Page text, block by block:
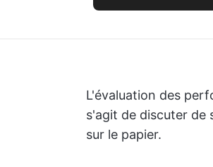
L'évaluation des
s'agit de discuter de
sur le papier.